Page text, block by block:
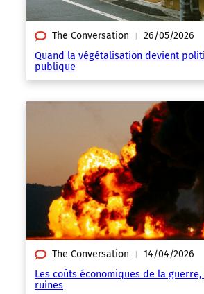
The Conversation | 26/05/2026
Quand la végétalisation devient
publique
The Conversation | 14/04/2026
Les coûts économiques de la
ruines